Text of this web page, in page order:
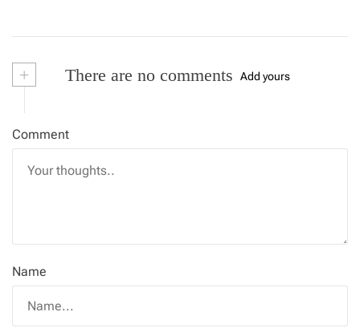
+ There are no comments Add yours
Comment
Name